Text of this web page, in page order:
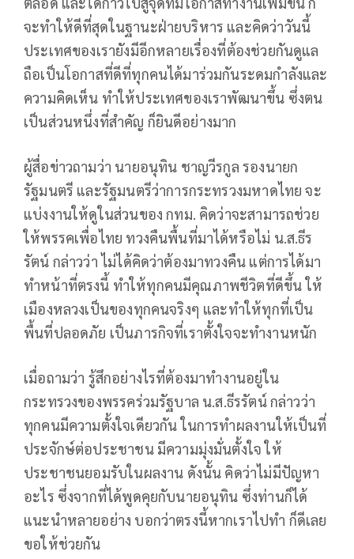
จะทำให้ดีที่สุดในฐานะฝ่ายบริหาร และคิดว่าวันนี้
ประเทศของเรายังมีอีกหลายเรื่องที่ต้องช่วยกันดูแล
ถือเป็นโอกาสที่ดีที่ทุกคนได้มาร่วมกันระดมกำลังและ
ความคิดเห็น ทำให้ประเทศของเราพัฒนาขึ้น ซึ่งตน
เป็นส่วนหนึ่งที่สำคัญ ก็ยินดีอย่างมาก
ผู้สื่อข่าวถามว่า นายอนุทิน ชาญวีรกูล รองนายก
รัฐมนตรี และรัฐมนตรีว่าการกระทรวงมหาดไทย จะ
แบ่งงานให้ดูในส่วนของ กทม. คิดว่าจะสามารถช่วย
ให้พรรคเพื่อไทย ทวงคืนพื้นที่มาได้หรือไม่ น.ส.ธีร
รัตน์ กล่าวว่า ไม่ได้คิดว่าต้องมาทวงคืน แต่การได้มา
ทำหน้าที่ตรงนี้ ทำให้ทุกคนมีคุณภาพชีวิตที่ดีขึ้น ให้
เมืองหลวงเป็นของทุกคนจริงๆ และทําให้ทุกที่เป็น
พื้นที่ปลอดภัย เป็นภารกิจที่เราตั้งใจจะทำงานหนัก
เมื่อถามว่า รู้สึกอย่างไรที่ต้องมาทํางานอยู่ใน
กระทรวงของพรรคร่วมรัฐบาล น.ส.ธีรรัตน์ กล่าวว่า
ทุกคนมีความตั้งใจเดียวกัน ในการทำผลงานให้เป็นที่
ประจักษ์ต่อประชาชน มีความมุ่งมั่นตั้งใจ ให้
ประชาชนยอมรับในผลงาน ดังนั้น คิดว่าไม่มีปัญหา
อะไร ซึ่งจากที่ได้พูดคุยกับนายอนุทิน ซึ่งท่านก็ได้
แนะนำหลายอย่าง บอกว่าตรงนี้หากเราไปทำ ก็ดีเลย
ขอให้ช่วยกัน